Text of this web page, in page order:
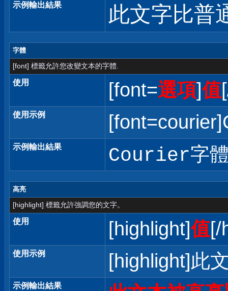
示例輸出結果 此文字比普
字體
[font] 標籤允許您改變文本的字體.
使用 [font=選項]值
使用示例
示例輸出結果 Courier字
高亮
[highlight] 標籤允許強調您的文字。
使用 [highlight]值[/
使用示例 [highlight]此
示例輸出結果